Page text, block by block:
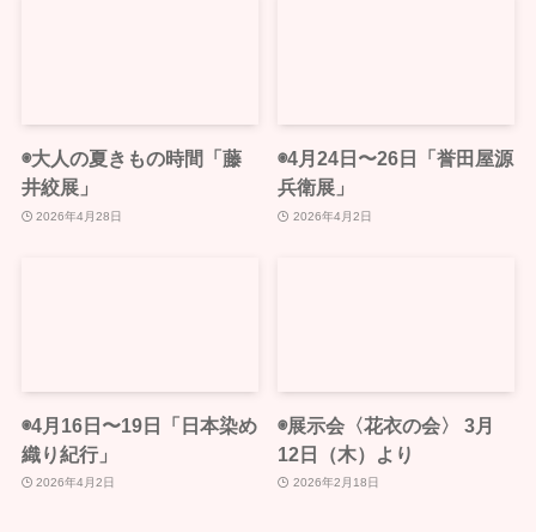
◉大人の夏きもの時間「藤
井絞展」
2026年4月28日
◉4月24日〜26日「誉田屋源
兵衛展」
2026年4月2日
◉4月16日〜19日「日本染め
織り紀行」
2026年4月2日
◉展示会〈花衣の会〉 3月
12日（木）より
2026年2月18日